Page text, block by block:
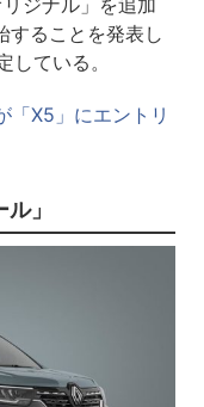
ジナル」を追加
ることを発表し
ている。
「X5」にエントリ
」